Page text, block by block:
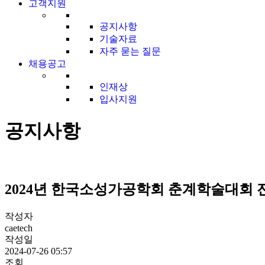
고객지원
공지사항
기술자료
자주 묻는 질문
채용공고
인재상
입사지원
공지사항
2024년 한국소성가공학회 춘계학술대회
작성자
caetech
작성일
2024-07-26 05:57
조회